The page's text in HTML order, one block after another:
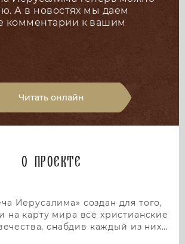
А в новостях мы даем
комментарии к вашим
Читать онлайн
О проекте
Иерусалима» создан для того,
на карту мира все христианские
снабдив каждый из них